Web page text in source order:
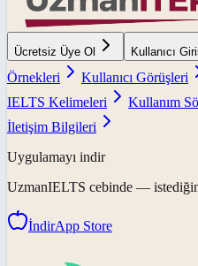
Ücretsiz Üye Ol Kullanıcı
Örnekleri
Kullanıcı Görüşleri
IELTS Kelimeleri
Kullanım
İletişim Bilgileri
Uygulamayı indir
UzmanIELTS cebinde —
İndirApp Store